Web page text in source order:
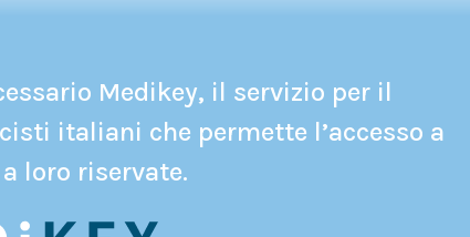
Medikey, il servizio per il
italiani che permette l’accesso a
loro riservate.